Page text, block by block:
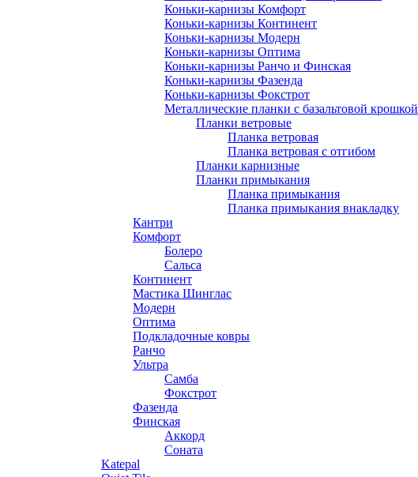
Коньки-карнизы Комфорт
Коньки-карнизы Континент
Коньки-карнизы Модерн
Коньки-карнизы Оптима
Коньки-карнизы Ранчо и Финская
Коньки-карнизы Фазенда
Коньки-карнизы Фокстрот
Металлические планки с базальтовой крошкой
Планки ветровые
Планка ветровая
Планка ветровая с отгибом
Планки карнизные
Планки примыкания
Планка примыкания
Планка примыкания внакладку
Кантри
Комфорт
Болеро
Сальса
Континент
Мастика Шинглас
Модерн
Оптима
Подкладочные ковры
Ранчо
Ультра
Самба
Фокстрот
Фазенда
Финская
Аккорд
Соната
Katepal